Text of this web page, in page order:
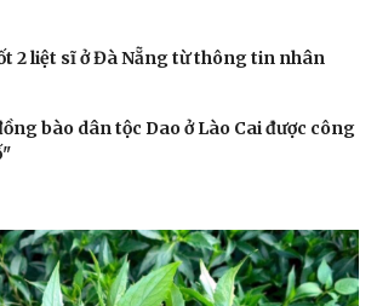
2 liệt sĩ ở Đà Nẵng từ thông tin nhân
bào dân tộc Dao ở Lào Cai được công